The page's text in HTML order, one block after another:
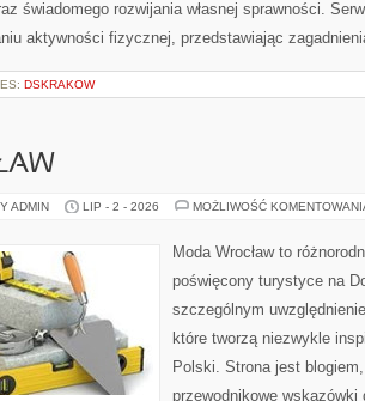
świadomego rozwijania własnej sprawności.
aktywności fizycznej, przedstawiając
DSKRAKOW
ADMIN LIP - 2 - 2026 MOŻLIWOŚĆ
Moda Wrocław to
poświęcony turystyce na
szczególnym
które tworzą niezwykle
Polski. Strona jest
przewodnikowe